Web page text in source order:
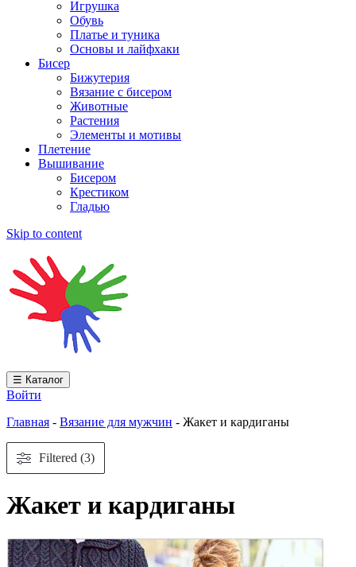
Игрушка
Обувь
Платье и туника
Основы и лайфхаки
Бисер
Бижутерия
Вязание с бисером
Животные
Растения
Элементы и мотивы
Плетение
Вышивание
Бисером
Крестиком
Гладью
Skip to content
☰ Каталог
Войти
Главная - Вязание для мужчин - Жакет и кардиганы
Filtered (3)
Жакет и кардиганы